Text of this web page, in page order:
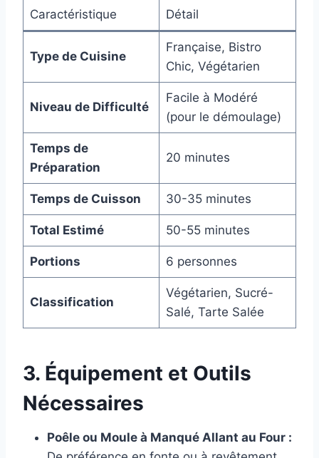
Caractéristique Détail
Type de Cuisine
Française, Bistro
Chic, Végétarien
Niveau de Difficulté
Facile à Modéré
(pour le démoulage)
Temps de
Préparation
20 minutes
Temps de Cuisson 30-35 minutes
Total Estimé 50-55 minutes
Portions 6 personnes
Classification
Végétarien, Sucré-
Salé, Tarte Salée
3. Équipement et Outils
Nécessaires
Poêle ou Moule à Manqué Allant au Four :